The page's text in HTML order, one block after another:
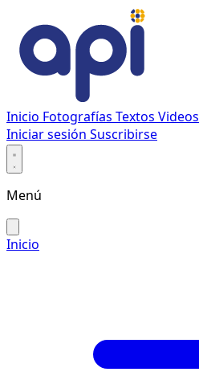
Inicio Fotografías Textos Videos
Iniciar sesión Suscribirse
Menú
Inicio